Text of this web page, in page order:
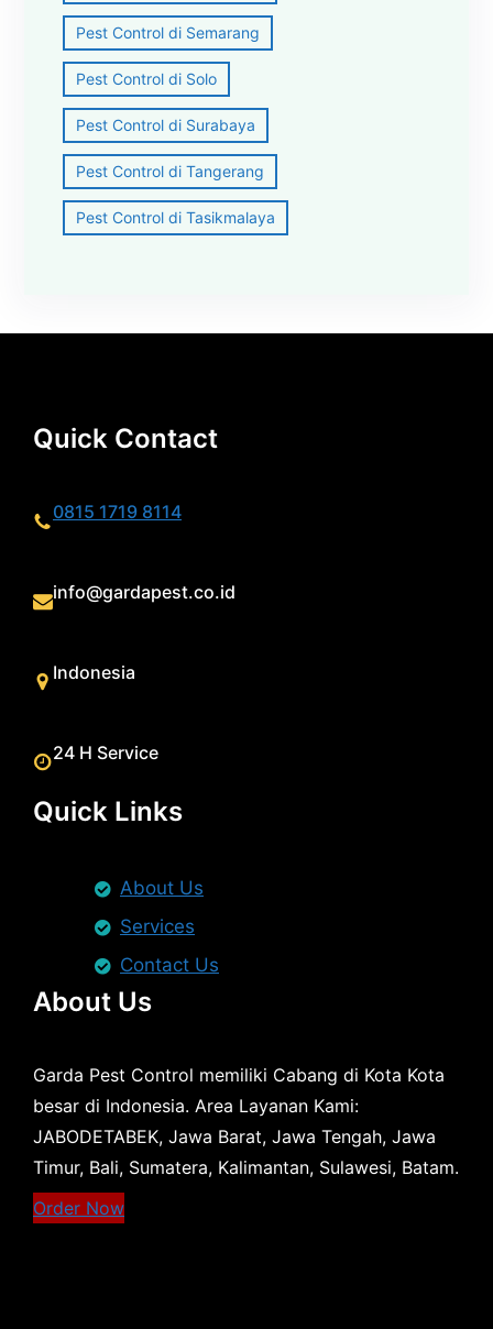
Pest Control di Semarang
Pest Control di Solo
Pest Control di Surabaya
Pest Control di Tangerang
Pest Control di Tasikmalaya
Quick Contact
0815 1719 8114
info@gardapest.co.id
Indonesia
24 H Service
Quick Links
About Us
Services
Contact Us
About Us
Garda Pest Control memiliki Cabang di Kota Kota
besar di Indonesia. Area Layanan Kami:
JABODETABEK, Jawa Barat, Jawa Tengah, Jawa
Timur, Bali, Sumatera, Kalimantan, Sulawesi, Batam.
Order Now